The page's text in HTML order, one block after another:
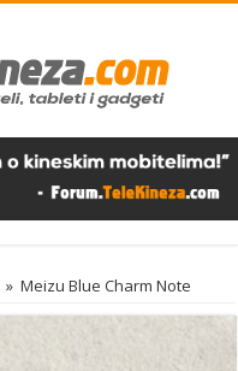
» Meizu Blue Charm Note